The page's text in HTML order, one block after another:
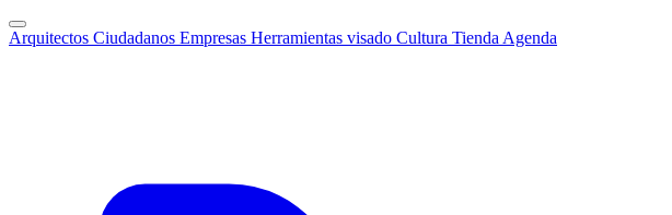
Arquitectos Ciudadanos Empresas Herramientas visado Cultura Tienda Agenda